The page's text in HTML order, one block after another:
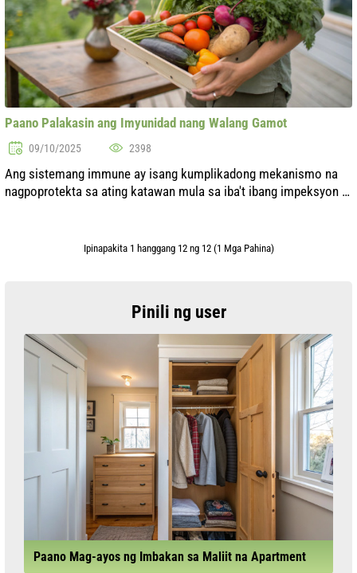
Paano Palakasin ang Imyunidad nang Walang Gamot
09/10/2025 2398
Ang sistemang immune ay isang kumplikadong mekanismo na
nagpoprotekta sa ating katawan mula sa iba't ibang impeksyon at
Ipinapakita 1 hanggang 12 ng 12 (1 Mga Pahina)
Pinili ng user
Paano Mag-ayos ng Imbakan sa Maliit na Apartment